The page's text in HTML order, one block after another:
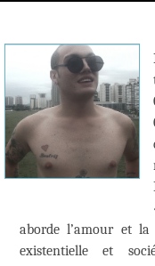
aborde l’amour et
existentielle et